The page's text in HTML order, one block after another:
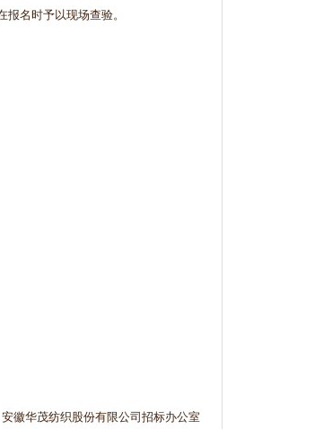
名时予以现场查验。
安徽华茂纺织股份有限公司招标办公室